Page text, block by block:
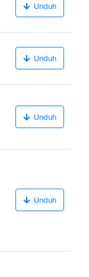
Unduh
Unduh
Unduh
Unduh